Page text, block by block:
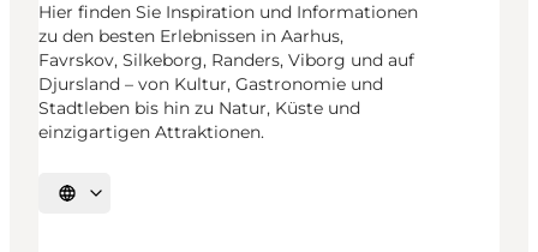
Hier finden Sie Inspiration und Informationen
zu den besten Erlebnissen in Aarhus,
Favrskov, Silkeborg, Randers, Viborg und auf
Djursland – von Kultur, Gastronomie und
Stadtleben bis hin zu Natur, Küste und
einzigartigen Attraktionen.
Sprache auswählen